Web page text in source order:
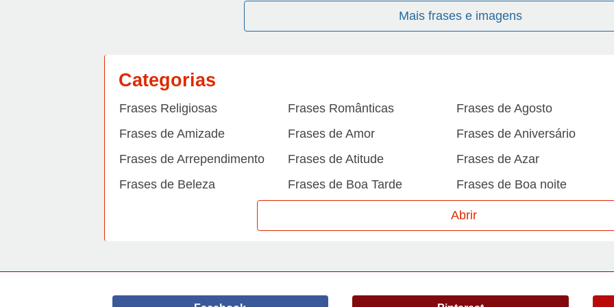
Mais frases e imagens
Categorias
Frases Religiosas Frases Românticas
Frases de Agosto
Frases de Amizade
Frases de Amor
Frases de Aniversário
Frases de Arrependimento
Frases de Atitude
Frases de Azar
Frases de Beleza
Frases de Boa Tarde
Frases de Boa noite
Frases de Caráter
Frases de Desculpa
Frases de Dezembro
Abrir